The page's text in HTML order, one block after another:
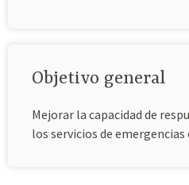
Objetivo general
Mejorar la capacidad de
los servicios de